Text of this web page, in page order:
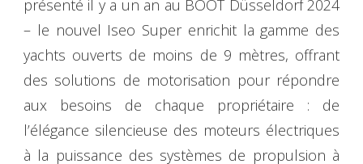
présenté il y a un an au BOOT Düsseldorf 2024
– le nouvel Iseo Super enrichit la gamme des
yachts ouverts de moins de 9 mètres, offrant
des solutions de motorisation pour répondre
aux besoins de chaque propriétaire : de
l’élégance silencieuse des moteurs électriques
à la puissance des systèmes de propulsion à